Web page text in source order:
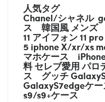
人気タグ
Chanel/シャネル
ス 韓国風 メンズ
11 アイフォン 11
5 iphone X/xr/xs
マホケース
料 セレブ愛用 パロ
ス グッチ
GalaxyS7edgeケ
s9/s9+ケース